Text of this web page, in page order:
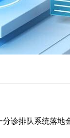
分诊排队系统落地